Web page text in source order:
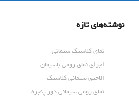
نوشته‌های تازه
نمای کلاسیک سیمانی
اجرای نمای رومی باسیمان
الاچیق سیمانی کلاسیک
نمای رومی سیمانی دور پنجره